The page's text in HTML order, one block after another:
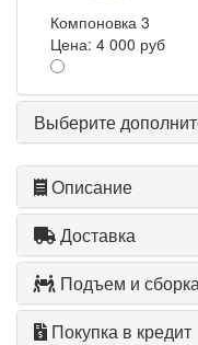
Компоновка 3
Цена: 4 000 руб
Выберите
Описание
Доставка
Подъем и
Покупка в кредит